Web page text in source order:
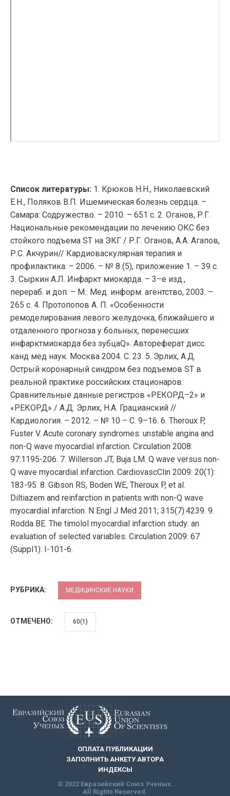
Список литературы: 1. Крюков Н.Н., Николаевский
Е.Н., Поляков В.П. Ишемическая болезнь сердца. –
Самара: Содружество. – 2010. – 651 с. 2. Оганов, Р.Г.
Национальные рекомендации по лечению ОКС без
стойкого подъема ST на ЭКГ / Р.Г. Оганов, А.А. Агапов,
Р.С. Акчурин// Кардиоваскулярная терапия и
профилактика. – 2006. – № 8 (5), приложение 1. – 39 c.
3. Сыркин А.Л. Инфаркт миокарда. – 3–е изд.,
перераб. и доп. – М.: Мед. информ. агентство, 2003. –
265 с. 4. Протопопов А. П. «Особенности
ремоделирования левого желудочка, ближайшего и
отдаленного прогноза у больных, перенесших
инфарктмиокарда без зубцаQ». Автореферат дисс.
канд мед наук. Москва 2004. С. 23. 5. Эрлих, А.Д.
Острый коронарный синдром без подъемов ST в
реальной практике российских стационаров.
Сравнительные данные регистров «РЕКОРД–2» и
«РЕКОРД» / А.Д. Эрлих, Н.А. Грацианский //
Кардиология. – 2012. – № 10 – С. 9–16. 6. Theroux P,
Fuster V. Acute coronary syndromes: unstable angina and
non-Q wave myocardial infarction. Circulation 2008:
97:1195-206. 7. Willerson JT, Buja LM. Q wave versus non-
Q wave myocardial infarction. CardiovascClin 2009: 20(1):
183-95. 8. Gibson RS, Boden WE, Theroux P, et al.
Diltiazem and reinfarction in patients with non-Q wave
myocardial infarction. N Engl J Med 2011; 315(7):4239. 9.
Rodda BE. The timolol myocardial infarction study: an
evaluation of selected variables. Circulation 2009: 67
(Suppl1): I-101-6.
РУБРИКА: МЕДИЦИНСКИЕ НАУКИ
ОТМЕЧЕНО: 60(1)
ОПЛАТА ПУБЛИКАЦИИ
ЗАПОЛНИТЬ АНКЕТУ АВТОРА
ИНДЕКСЫ
© 2022 Евразийский Союз Ученых.
All Rights Reserved.